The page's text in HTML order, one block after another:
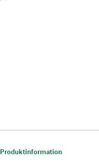
Produktinformation